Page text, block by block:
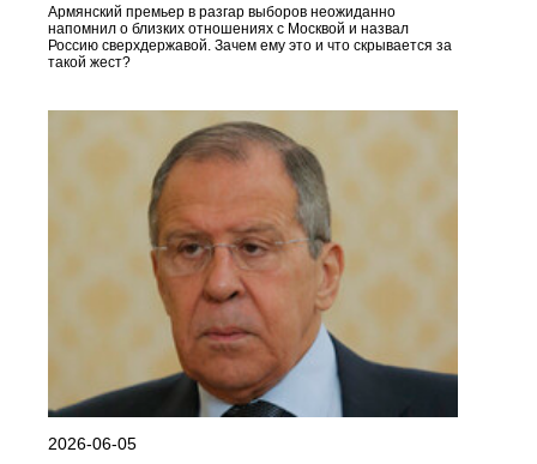
Армянский премьер в разгар выборов неожиданно
напомнил о близких отношениях с Москвой и назвал
Россию сверхдержавой. Зачем ему это и что скрывается за
такой жест?
2026-06-05